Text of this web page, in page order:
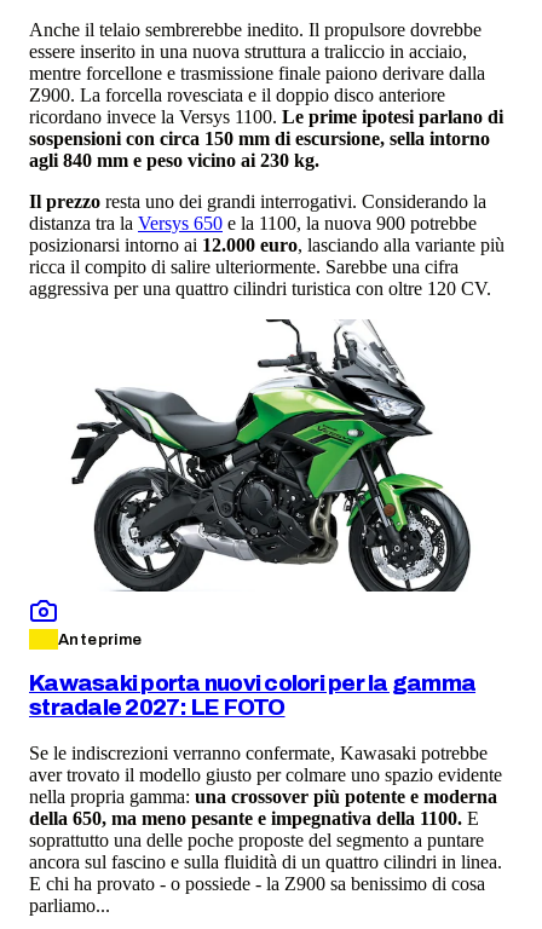
Anche il telaio sembrerebbe inedito. Il propulsore dovrebbe
essere inserito in una nuova struttura a traliccio in acciaio,
mentre forcellone e trasmissione finale paiono derivare dalla
Z900. La forcella rovesciata e il doppio disco anteriore
ricordano invece la Versys 1100. Le prime ipotesi parlano di
sospensioni con circa 150 mm di escursione, sella intorno
agli 840 mm e peso vicino ai 230 kg.
Il prezzo resta uno dei grandi interrogativi. Considerando la
distanza tra la Versys 650 e la 1100, la nuova 900 potrebbe
posizionarsi intorno ai 12.000 euro, lasciando alla variante più
ricca il compito di salire ulteriormente. Sarebbe una cifra
aggressiva per una quattro cilindri turistica con oltre 120 CV.
Anteprime
Kawasaki porta nuovi colori per la gamma
stradale 2027: LE FOTO
Se le indiscrezioni verranno confermate, Kawasaki potrebbe
aver trovato il modello giusto per colmare uno spazio evidente
nella propria gamma: una crossover più potente e moderna
della 650, ma meno pesante e impegnativa della 1100. E
soprattutto una delle poche proposte del segmento a puntare
ancora sul fascino e sulla fluidità di un quattro cilindri in linea.
E chi ha provato - o possiede - la Z900 sa benissimo di cosa
parliamo...